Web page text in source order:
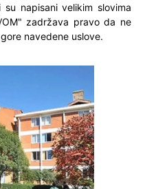
su napisani velikim slovima
zadržava pravo da ne
navedene uslove.